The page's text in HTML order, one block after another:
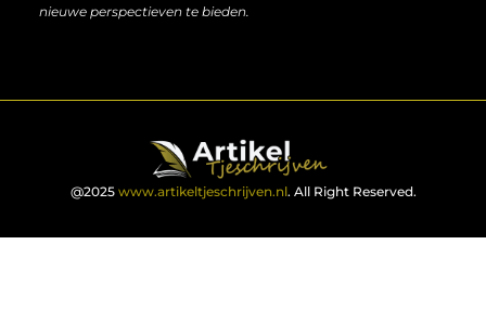
nieuwe perspectieven te bieden.
@2025 www.artikeltjeschrijven.nl. All Right Reserved.